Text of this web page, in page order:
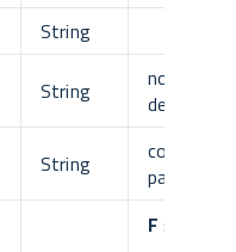
String
String
nome
del
String
codice
partita IVA
F :